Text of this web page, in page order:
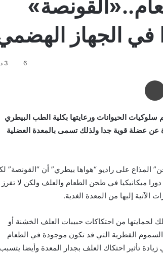
في الجهاز
6
عبر البريد
الحيوانات ورعايتها بكلية الطب البيطري
عن عضلة قوية جدا ولذلك تسمى بالمعدة العضلية
المذاع على راديو “هواها بيطري” أن “القونصة”
ميكانيكيا في طحن الطعام والعلف ولكن لا تفرز
إليها من المعدة الغدية.
من احتكاكات حبيبات العلف الخشنة أو
الفطرية التي قد تكون موجودة في الطعام
تأثير احتكاك العلف بجدار المعدة وأيضا يتسبب